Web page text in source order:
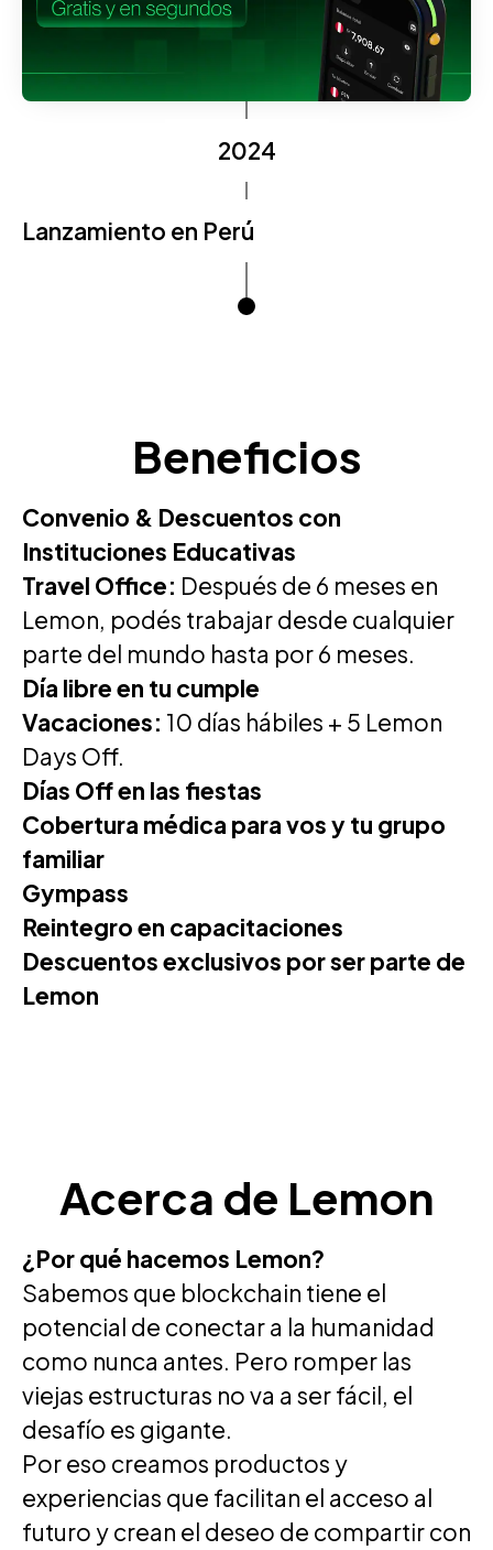
2024
Lanzamiento en Perú
Beneficios
Convenio & Descuentos con
Instituciones Educativas
Travel Office: Después de 6 meses en
Lemon, podés trabajar desde cualquier
parte del mundo hasta por 6 meses.
Día libre en tu cumple
Vacaciones: 10 días hábiles + 5 Lemon
Days Off.
Días Off en las fiestas
Cobertura médica para vos y tu grupo
familiar
Gympass
Reintegro en capacitaciones
Descuentos exclusivos por ser parte de
Lemon
Acerca de Lemon
¿Por qué hacemos Lemon?
Sabemos que blockchain tiene el
potencial de conectar a la humanidad
como nunca antes. Pero romper las
viejas estructuras no va a ser fácil, el
desafío es gigante.
Por eso creamos productos y
experiencias que facilitan el acceso al
futuro y crean el deseo de compartir con